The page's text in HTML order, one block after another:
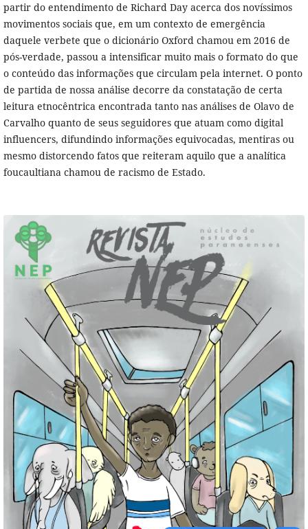
partir do entendimento de Richard Day acerca dos novíssimos
movimentos sociais que, em um contexto de emergência
daquele verbete que o dicionário Oxford chamou em 2016 de
pós-verdade, passou a intensificar muito mais o formato do que
o conteúdo das informações que circulam pela internet. O ponto
de partida de nossa análise decorre da constatação de certa
leitura etnocêntrica encontrada tanto nas análises de Olavo de
Carvalho quanto de seus seguidores que atuam como digital
influencers, difundindo informações equivocadas, mentiras ou
mesmo distorcendo fatos que reiteram aquilo que a analítica
foucaultiana chamou de racismo de Estado.